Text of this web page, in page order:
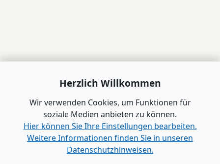
Herzlich Willkommen
Wir verwenden Cookies, um Funktionen für
soziale Medien anbieten zu können.
Hier können Sie Ihre Einstellungen bearbeiten.
Weitere Informationen finden Sie in unseren
Datenschutzhinweisen.